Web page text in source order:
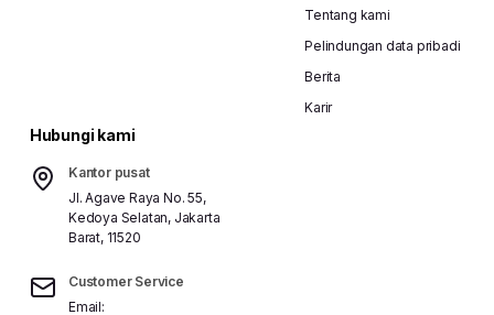
Tentang kami
Pelindungan data pribadi
Berita
Karir
Hubungi kami
Kantor pusat
Jl. Agave Raya No. 55,
Kedoya Selatan, Jakarta
Barat, 11520
Customer Service
Email: